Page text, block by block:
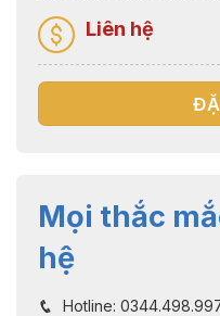
Liên hệ
Mọi thắc
hệ
Hotline: